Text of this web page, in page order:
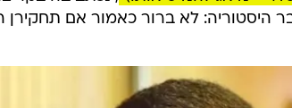
שעבר, יממות ספורות לפני שהמגיש
המשפטית שהוא מוביל.